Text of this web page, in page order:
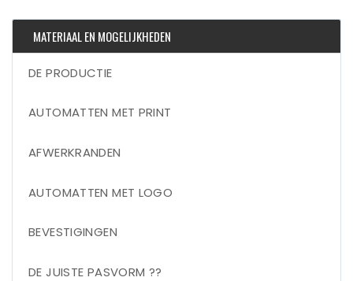
MATERIAAL EN MOGELIJKHEDEN
DE PRODUCTIE
AUTOMATTEN MET PRINT
AFWERKRANDEN
AUTOMATTEN MET LOGO
BEVESTIGINGEN
DE JUISTE PASVORM ??